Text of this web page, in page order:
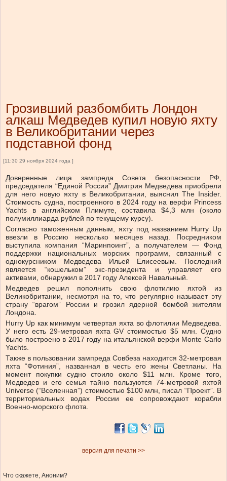
Грозивший разбомбить Лондон
алкаш Медведев купил новую яхту
в Великобритании через
подставной фонд
[11:30 29 ноября 2024 года ]
Доверенные лица зампреда Совета безопасности РФ,
председателя “Единой России” Дмитрия Медведева приобрели
для него новую яхту в Великобритании, выяснил The Insider.
Стоимость судна, построенного в 2024 году на верфи Princess
Yachts в английском Плимуте, составила $4,3 млн (около
полумиллиарда рублей по текущему курсу).
Согласно таможенным данным, яхту под названием Hurry Up
ввезли в Россию несколько месяцев назад. Посредником
выступила компания “Маринпоинт”, а получателем — Фонд
поддержки национальных морских программ, связанный с
однокурсником Медведева Ильей Елисеевым. Последний
является “кошельком” экс-президента и управляет его
активами, обнаружил в 2017 году Алексей Навальный.
Медведев решил пополнить свою флотилию яхтой из
Великобритании, несмотря на то, что регулярно называет эту
страну “врагом” России и грозил ядерной бомбой жителям
Лондона.
Hurry Up как минимум четвертая яхта во флотилии Медведева.
У него есть 29-метровая яхта GV стоимостью $5 млн. Судно
было построено в 2017 году на итальянской верфи Monte Carlo
Yachts.
Также в пользовании зампреда Совбеза находится 32-метровая
яхта “Фотиния”, названная в честь его жены Светланы. На
момент покупки судно стоило около $11 млн. Кроме того,
Медведев и его семья тайно пользуются 74-метровой яхтой
Universe (“Вселенная”) стоимостью $100 млн, писал “Проект”. В
территориальных водах России ее сопровождают корабли
Военно-морского флота.
версия для печати >>
Что скажете, Аноним?